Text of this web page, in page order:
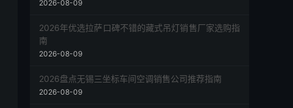
2026-08-09
2026年优选拉萨口碑不错的藏式吊灯销售厂家选购指
南
2026-08-09
2026盘点无锡三坐标车间空调销售公司推荐指南
2026-08-09